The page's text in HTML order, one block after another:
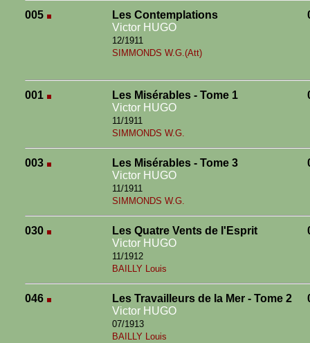
005
Les Contemplations
Victor HUGO
12/1911
SIMMONDS W.G.(Att)
001
Les Misérables - Tome 1
Victor HUGO
11/1911
SIMMONDS W.G.
003
Les Misérables - Tome 3
Victor HUGO
11/1911
SIMMONDS W.G.
030
Les Quatre Vents de l'Esprit
Victor HUGO
11/1912
BAILLY Louis
046
Les Travailleurs de la Mer - Tome 2
Victor HUGO
07/1913
BAILLY Louis